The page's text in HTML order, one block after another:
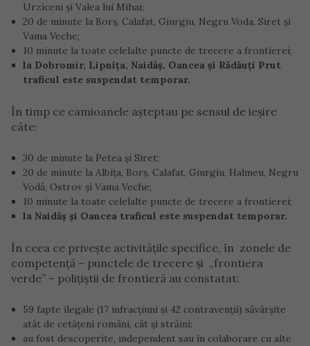
Urziceni și Valea lui Mihai;
20 de minute la Borș, Calafat, Giurgiu, Negru Voda, Siret și
Vama Veche;
10 minute la toate celelalte puncte de trecere a frontierei;
la Dobromir, Lipnița, Naidăș, Oancea și Rădăuți Prut
traficul este suspendat temporar.
În timp ce camioanele așteptau pe sensul de ieșire
câte:
30 de minute la Petea și Siret;
20 de minute la Albița, Borș, Calafat, Giurgiu, Halmeu, Negru
Vodă, Ostrov și Vama Veche;
10 minute la toate celelalte puncte de trecere a frontierei;
la Naidăș și Oancea traficul este suspendat temporar.
În ceea ce priveşte activităţile specifice, în zonele de
competenţă – punctele de trecere şi „frontiera
verde” – poliţiştii de frontieră au constatat:
59 fapte ilegale (17 infracţiuni şi 42 contravenţii) săvârşite
atât de cetăţeni români, cât şi străini;
au fost descoperite, independent sau în colaborare cu alte